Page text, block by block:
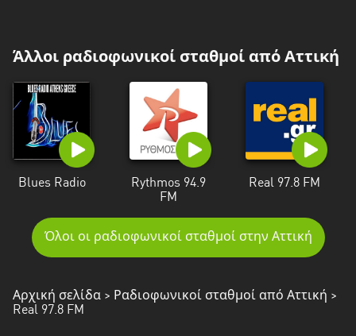
Άλλοι ραδιοφωνικοί σταθμοί από Αττική
Blues Radio
Rythmos 94.9
FM
Real 97.8 FM
Όλοι οι ραδιοφωνικοί σταθμοί στην Αττική
Αρχική σελίδα > Ραδιοφωνικοί σταθμοί από Αττική >
Real 97.8 FM